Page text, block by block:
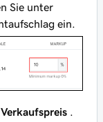
Sie unter
ein.
Verkaufspreis